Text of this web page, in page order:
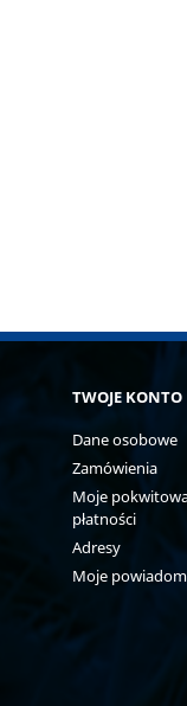
TWOJE KONTO
Dane osobowe
Zamówienia
Moje
płatności
Adresy
Moje